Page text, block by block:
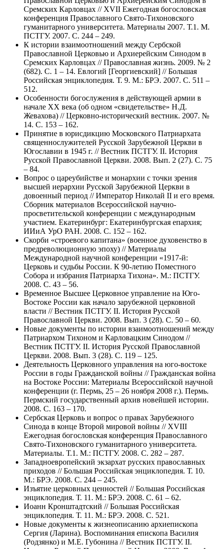
Сремских Карловцах // ХVII Ежегодная богословская
конференция Православного Свято-Тихоновского
гуманитарного университета. Материалы 2007. Т.1. М.
ПСТГУ. 2007. С. 244 – 249.
К истории взаимоотношений между Сербской
Православной Церковью и Архиерейским Синодом в
Сремских Карловцах // Православная жизнь. 2009. № 2
(682). С. 1 – 14. Евлогий [Георгиевский] // Большая
Российская энциклопедия. Т. 9. М.: БРЭ. 2007. С. 511 –
512.
Особенности богослужения в действующей армии в
начале ХХ века (об одном «свидетельстве» Н.Д.
Жевахова) // Церковно-исторический вестник. 2007. №
14. С. 153 – 162.
Принятие в юрисдикцию Московского Патриархата
священнослужителей Русской Зарубежной Церкви в
Югославии в 1945 г. // Вестник ПСТГУ. II. История
Русской Православной Церкви. 2008. Вып. 2 (27). С. 75
– 84.
Вопрос о цареубийстве и монархии с точки зрения
высшей иерархии Русской Зарубежной Церкви в
довоенный период // Император Николай II и его время.
Сборник материалов Всероссийской научно-
просветительской конференции с международным
участием. Екатеринбург: Екатеринбургская епархия;
ИИиА УрО РАН. 2008. С. 152 – 162.
Скорби «строевого капитана» (военное духовенство в
предреволюционную эпоху) // Материалы
Международной научной конференции «1917-й:
Церковь и судьбы России. К 90-летию Поместного
Собора и избрания Патриарха Тихона». М.: ПСТГУ.
2008. С. 43 – 56.
Временное Высшее Церковное управление на Юго-
Востоке России как начало зарубежной церковной
власти // Вестник ПСТГУ. II. История Русской
Православной Церкви. 2008. Вып. 3 (28). С. 50 – 60.
Новые документы по истории взаимоотношений между
Патриархом Тихоном и Карловацким Синодом //
Вестник ПСТГУ. II. История Русской Православной
Церкви. 2008. Вып. 3 (28). С. 119 – 125.
Деятельность Церковного управления на юго-востоке
России в годы Гражданской войны // Гражданская война
на Востоке России: Материалы Всероссийской научной
конференции (г. Пермь, 25 – 26 ноября 2008 г.). Пермь.
Пермский государственный архив новейшей истории.
2008. С. 163 – 170.
Сербская Церковь и вопрос о правах Зарубежного
Синода в конце Второй мировой войны // ХVIII
Ежегодная богословская конференция Православного
Свято-Тихоновского гуманитарного университета.
Материалы. Т.1. М.: ПСТГУ. 2008. С. 282 – 287.
Западноевропейский экзархат русских православных
приходов // Большая Российская энциклопедия. Т. 10.
М.: БРЭ. 2008. С. 244 – 245.
Изъятие церковных ценностей // Большая Российская
энциклопедия. Т. 11. М.: БРЭ. 2008. С. 61 – 62.
Иоанн Кронштадтский // Большая Российская
энциклопедия. Т. 11. М.: БРЭ. 2008. С. 521.
Новые документы к жизнеописанию архиепископа
Сергия (Ларина). Воспоминания епископа Василия
(Родзянко) и М.Е. Губонина // Вестник ПСТГУ. II.